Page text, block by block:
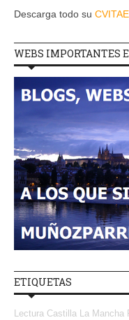
Descarga todo su
WEBS IMPORTANTES
ETIQUETAS
Lectura Castilla La Mancha